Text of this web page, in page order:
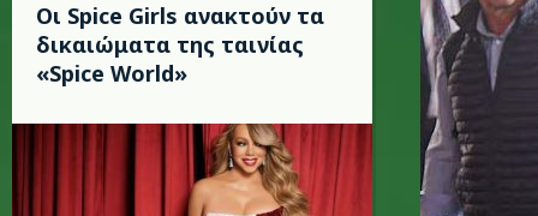
Οι Spice Girls ανακτούν τα
δικαιώματα της ταινίας
«Spice World»